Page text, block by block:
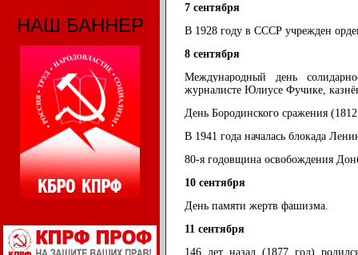
НАШ БАННЕР
7 сентября
В 1928 году в СССР учрежден
8 сентября
Международный день
журналисте Юлиусе Фучике,
День Бородинского сражения
В 1941 года началась блокада
80-я годовщина освобождения
10 сентября
День памяти жертв фашизма.
11 сентября
146 лет назад (1877 год)